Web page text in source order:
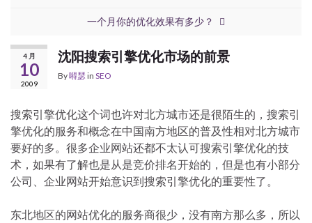
一个月你的优化效果有多少？
4 月
10
2009
沈阳搜索引擎优化市场的前景
By嘚瑟 in SEO
搜索引擎优化这个词也许对北方城市还是很陌生的，搜索引
擎优化的服务和概念在中国南方地区的普及性相对北方城市
要好的多。很多企业网站还都不太认可搜索引擎优化的技
术，如果有了解也是从是竞价排名开始的，但是也有小部分
公司、企业网站开始意识到搜索引擎优化的重要性了。
东北地区的网站优化的服务商很少，没有南方那么多，所以